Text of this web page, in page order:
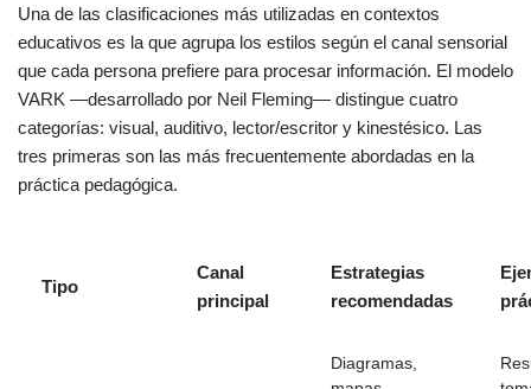
Una de las clasificaciones más utilizadas en contextos
educativos es la que agrupa los estilos según el canal sensorial
que cada persona prefiere para procesar información. El modelo
VARK —desarrollado por Neil Fleming— distingue cuatro
categorías: visual, auditivo, lector/escritor y kinestésico. Las
tres primeras son las más frecuentemente abordadas en la
práctica pedagógica.
Tipo
Canal
principal
Estrategias
recomendadas
Diagramas,